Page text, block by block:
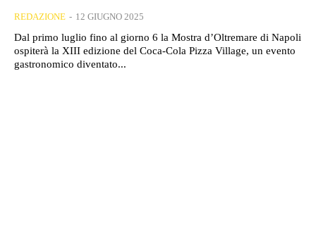
REDAZIONE - 12 GIUGNO 2025
Dal primo luglio fino al giorno 6 la Mostra d’Oltremare di Napoli
ospiterà la XIII edizione del Coca-Cola Pizza Village, un evento
gastronomico diventato...